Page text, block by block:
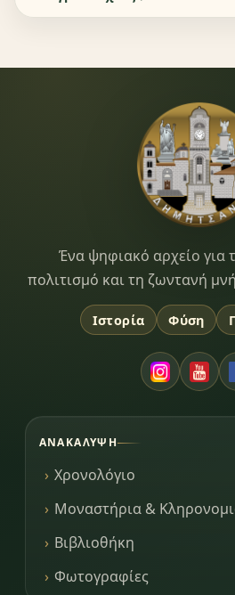
Dimitsana.gr
Ένα ψηφιακό αρχείο για
πολιτισμό και τη ζωντανή
Ιστορία Φύση
ΑΝΑΚΆΛΥΨΗ
Χρονολόγιο
Μοναστήρια &
Βιβλιοθήκη
Φωτογραφίες